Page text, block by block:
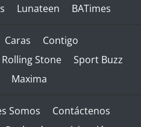
Lunateen BATimes
Caras
Contigo
Rolling Stone
Sport Buzz
Maxima
Somos
Contáctenos